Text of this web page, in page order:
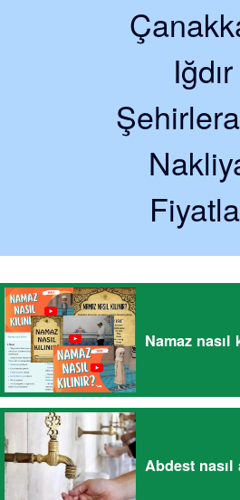
Iğdır
Namaz nasıl
Abdest nasıl